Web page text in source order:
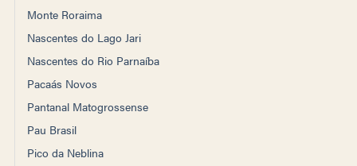
Monte Roraima
Nascentes do Lago Jari
Nascentes do Rio Parnaíba
Pacaás Novos
Pantanal Matogrossense
Pau Brasil
Pico da Neblina